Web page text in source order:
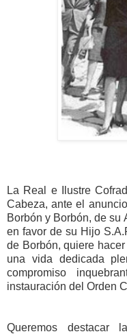
La Real e Ilustre
Cabeza, ante el
Borbón y Borbón, de su
en favor de su Hijo
de Borbón, quiere
una vida dedicada
compromiso
instauración del Orden
Queremos destacar